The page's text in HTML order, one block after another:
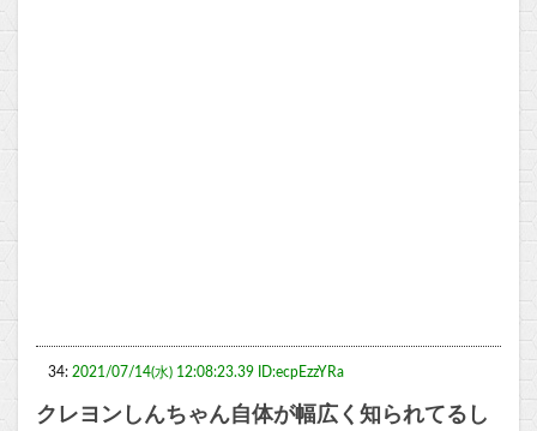
34: 2021/07/14(水) 12:08:23.39 ID:ecpEzzYRa
クレヨンしんちゃん自体が幅広く知られてるし